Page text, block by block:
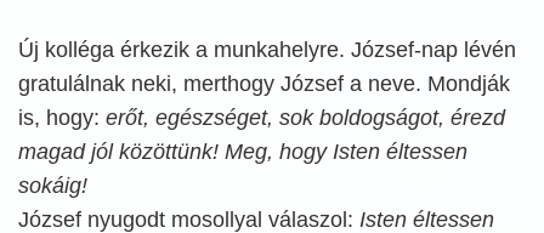
Új kolléga érkezik a munkahelyre. József-nap lévén
gratulálnak neki, merthogy József a neve. Mondják
is, hogy: erőt, egészséget, sok boldogságot, érezd
magad jól közöttünk! Meg, hogy Isten éltessen
sokáig!
József nyugodt mosollyal válaszol: Isten éltessen